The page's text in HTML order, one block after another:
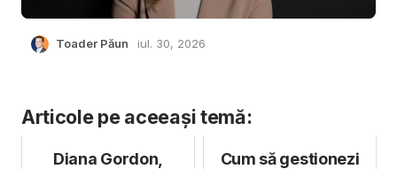
Toader Păun iul. 30, 2026
Articole pe aceeași temă:
Diana Gordon,
Cum să gestionezi